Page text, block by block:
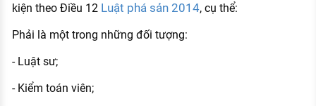
kiện theo Điều 12 Luật phá sản 2014, cụ thể:
Phải là một trong những đối tượng:
- Luật sư;
- Kiểm toán viên;